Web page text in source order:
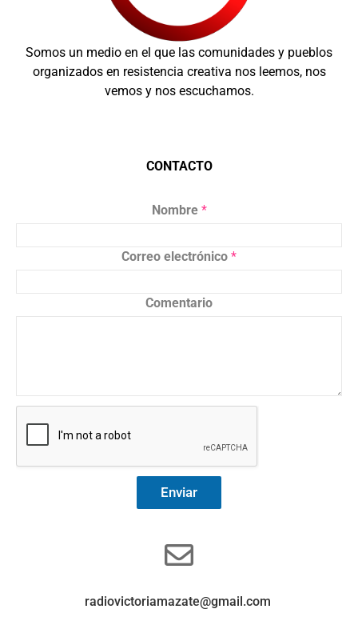
Somos un medio en el que las comunidades y pueblos
organizados en resistencia creativa nos leemos, nos
vemos y nos escuchamos.
CONTACTO
Nombre *
Correo electrónico *
Comentario
Enviar
radiovictoriamazate@gmail.com